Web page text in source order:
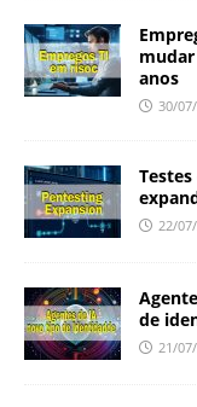
anos
30/
22/
de
21/